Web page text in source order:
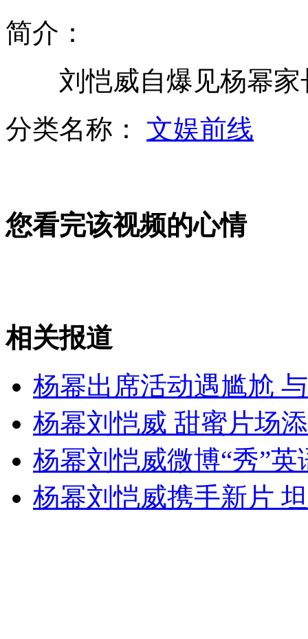
世界上最大的蚊子身长40厘米
女孩北京地铁殴打老人 痛下狠手拳打脚踢
无痛分娩是否安全 医生回应
简介：
刘恺威自爆见杨幂家
分类名称： 文娱前线
您看完该视频的心情
相关报道
杨幂出席活动遇尴尬
杨幂刘恺威 甜蜜片场
杨幂刘恺威微博“秀”英
杨幂刘恺威携手新片